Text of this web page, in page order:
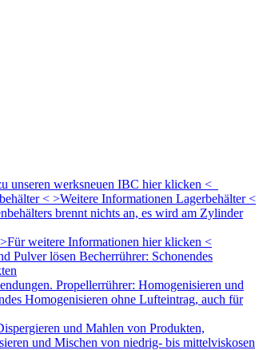
unseren werksneuen IBC hier klicken <
< >Weitere Informationen Lagerbehälter <
brennt nichts an, es wird am Zylinder
weitere Informationen hier klicken <
Pulver lösen Becherrührer: Schonendes
Propellerrührer: Homogenisieren und
Homogenisieren ohne Lufteintrag, auch für
und Mahlen von Produkten,
und Mischen von niedrig- bis mittelviskosen